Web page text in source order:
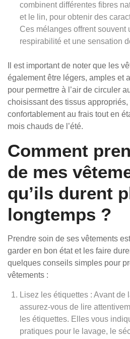
combinent différentes fibres
et le lin, pour obtenir des
Ces mélanges offrent souvent
respirabilité et une sensation
Il est important de noter que les
également être légers, amples et
pour permettre à l’air de circuler
choisissant des tissus
confortablement au frais tout en
mois chauds de l’été.
Comment
de mes
qu’ils durent
longtemps ?
Prendre soin de ses vêtements
garder en bon état et les faire
quelques conseils simples pour
vêtements :
Lisez les étiquettes : Avant de
assurez-vous de lire
les étiquettes. Elles vous
pratiques pour le lavage, le